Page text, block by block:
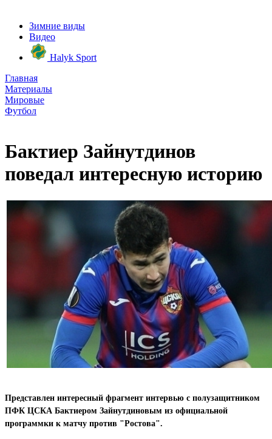
Зимние виды
Видео
Halyk Sport
Главная
Материалы
Мировые
Футбол
Бактиер Зайнутдинов
поведал интересную историю
Представлен интересный фрагмент интервью с полузащитником
ПФК ЦСКА Бактиером Зайнутдиновым из официальной
программки к матчу против "Ростова".